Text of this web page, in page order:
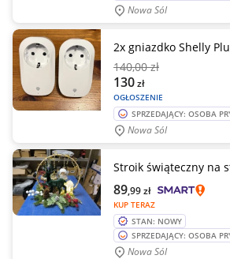
Nowa Sól
2x gniazdko Shelly
140,00 zł
OGŁOSZENIE
130zł
SPRZEDAJĄCY: OSOBA
Nowa Sól
Stroik świąteczny na
KUP TERAZ
89,99zł
STAN: NOWY
SPRZEDAJĄCY: OSOBA
Nowa Sól